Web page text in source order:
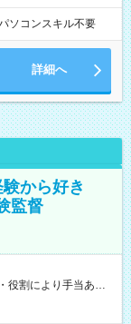
ソコンスキル不要
詳細へ
から好き
監督
）オプションあ
で給与の一部を受け